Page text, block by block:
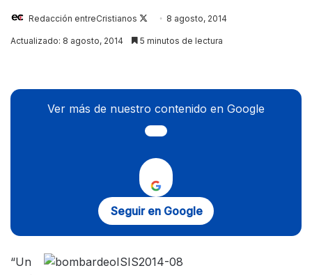
Redacción entreCristianos
Follow
on
8 agosto, 2014
Actualizado: 8 agosto, 2014 5 minutos de lectura
Ver más de nuestro contenido en Google
Seguir en Google
“Un